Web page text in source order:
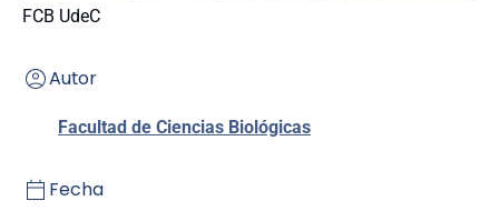
FCB UdeC
Autor
Facultad de Ciencias Biológicas
Fecha